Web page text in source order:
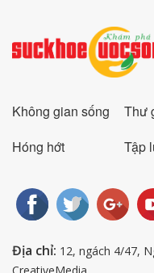
Không gian sống Thư
Hóng hớt
Tập
Địa chỉ: 12, ngách 4/47,